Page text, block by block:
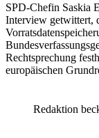
SPD-Chefin Saskia
Interview getwittert,
Rechtsprechung
europäischen
Redaktion